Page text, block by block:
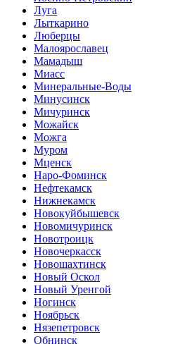
Луга
Лыткарино
Люберцы
Малоярославец
Мамадыш
Миасс
Минеральные-Воды
Минусинск
Мичуринск
Можайск
Можга
Муром
Мценск
Наро-Фоминск
Нефтекамск
Нижнекамск
Новокуйбышевск
Новомичуринск
Новотроицк
Новочеркасск
Новошахтинск
Новый Оскол
Новый Уренгой
Ногинск
Ноябрьск
Нязепетровск
Обнинск